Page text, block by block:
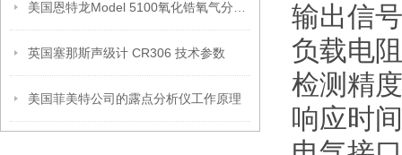
英国塞那斯声级计 CR306 技术参数
美国菲美特公司的露点分析仪工作原理
输出信
负载电
检测精
响应时